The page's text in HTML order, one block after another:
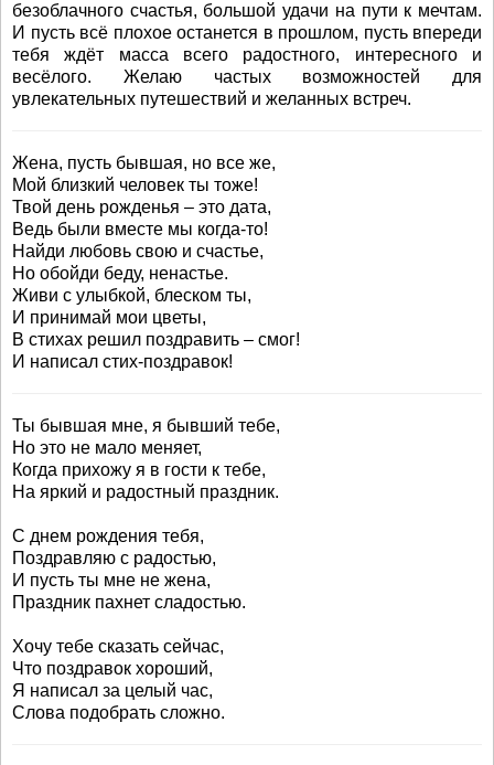
безоблачного счастья, большой удачи на пути к мечтам.
И пусть всё плохое останется в прошлом, пусть впереди
тебя ждёт масса всего радостного, интересного и
весёлого. Желаю частых возможностей для
увлекательных путешествий и желанных встреч.
Жена, пусть бывшая, но все же,
Мой близкий человек ты тоже!
Твой день рожденья – это дата,
Ведь были вместе мы когда-то!
Найди любовь свою и счастье,
Но обойди беду, ненастье.
Живи с улыбкой, блеском ты,
И принимай мои цветы,
В стихах решил поздравить – смог!
И написал стих-поздравок!
Ты бывшая мне, я бывший тебе,
Но это не мало меняет,
Когда прихожу я в гости к тебе,
На яркий и радостный праздник.
С днем рождения тебя,
Поздравляю с радостью,
И пусть ты мне не жена,
Праздник пахнет сладостью.
Хочу тебе сказать сейчас,
Что поздравок хороший,
Я написал за целый час,
Слова подобрать сложно.